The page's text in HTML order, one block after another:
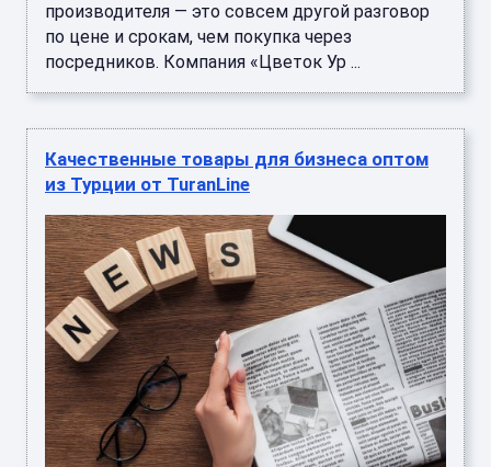
производителя — это совсем другой разговор
по цене и срокам, чем покупка через
посредников. Компания «Цветок Ур ...
Качественные товары для бизнеса оптом
из Турции от TuranLine